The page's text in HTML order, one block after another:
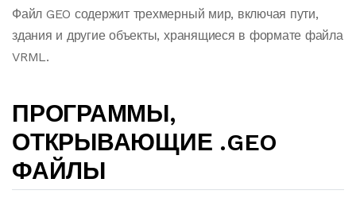
Файл GEO содержит трехмерный мир, включая пути,
здания и другие объекты, хранящиеся в формате файла
VRML.
ПРОГРАММЫ,
ОТКРЫВАЮЩИЕ .GEO
ФАЙЛЫ